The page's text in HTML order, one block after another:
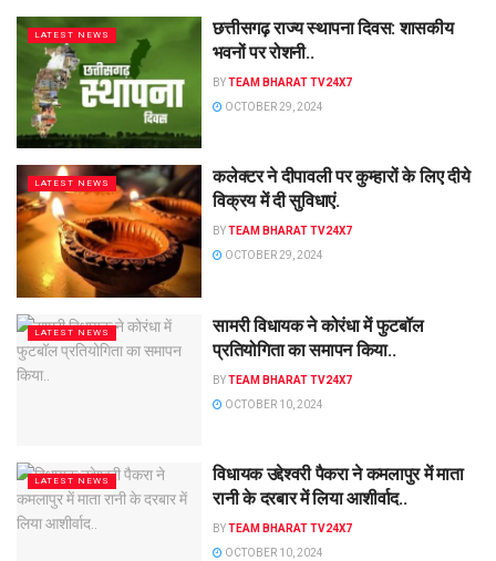
LATEST NEWS
छत्तीसगढ़ राज्य स्थापना दिवस: शासकीय
भवनों पर रोशनी..
BYTEAM BHARAT TV24X7
OCTOBER 29, 2024
LATEST NEWS
कलेक्टर ने दीपावली पर कुम्हारों के लिए दीये
विक्रय में दी सुविधाएं.
BYTEAM BHARAT TV24X7
OCTOBER 29, 2024
LATEST NEWS
सामरी विधायक ने कोरंधा में फुटबॉल
प्रतियोगिता का समापन किया..
BYTEAM BHARAT TV24X7
OCTOBER 10, 2024
LATEST NEWS
विधायक उद्देश्वरी पैकरा ने कमलापुर में माता
रानी के दरबार में लिया आशीर्वाद..
BYTEAM BHARAT TV24X7
OCTOBER 10, 2024